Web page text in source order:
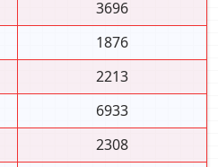
3696
1876
2213
6933
2308